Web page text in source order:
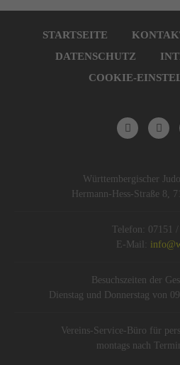
überspringenSTARTSEITE
DATENSCHUTZ
COOKIE-
Württembergischer
Hermann-Hess-Straße 8,
Telefon: 07151 /
E-Mail:
Besuchszeiten der
Dienstag und Donnerstag von
Vereins-Service-Büro für
montags nach